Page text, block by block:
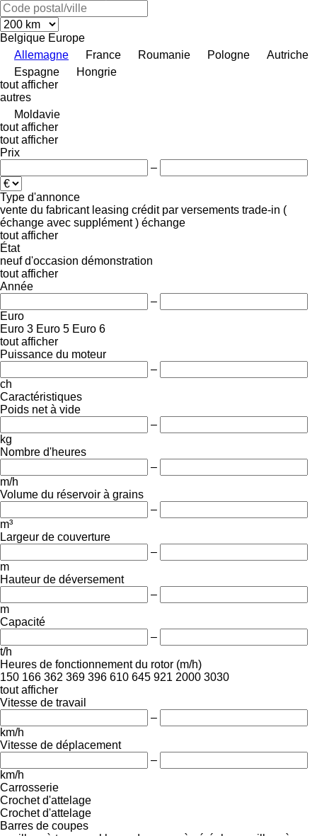
Belgique Europe
Allemagne
France Roumanie Pologne
Autriche
Espagne
Hongrie
tout afficher
autres
Moldavie
tout afficher
tout afficher
Prix
–
Type d'annonce
vente du fabricant leasing crédit par versements trade-in (
échange avec supplément ) échange
tout afficher
État
neuf d'occasion démonstration
tout afficher
Année
–
Euro
Euro 3 Euro 5 Euro 6
tout afficher
Puissance du moteur
–
ch
Caractéristiques
Poids net à vide
–
kg
Nombre d'heures
–
m/h
Volume du réservoir à grains
–
m³
Largeur de couverture
–
m
Hauteur de déversement
–
m
Capacité
–
t/h
Heures de fonctionnement du rotor (m/h)
150 166 362 369 396 610 645 921 2000 3030
tout afficher
Vitesse de travail
–
km/h
Vitesse de déplacement
–
km/h
Carrosserie
Crochet d'attelage
Crochet d'attelage
Barres de coupes